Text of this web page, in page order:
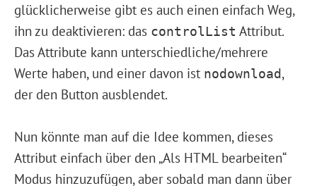
glücklicherweise gibt es auch einen einfach Weg,
ihn zu deaktivieren: das controlList Attribut.
Das Attribute kann unterschiedliche/mehrere
Werte haben, und einer davon ist nodownload,
der den Button ausblendet.
Nun könnte man auf die Idee kommen, dieses
Attribut einfach über den „Als HTML bearbeiten“
Modus hinzuzufügen, aber sobald man dann über